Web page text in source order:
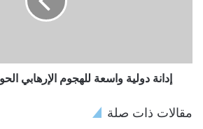
إدانة دولية واسعة للهجوم الإرهابي
مقالات ذات صلة